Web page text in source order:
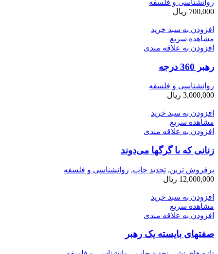
روانشناسی و فلسفه
700,000 ریال
افزودن به سبد خرید
مشاهده سریع
افزودن به علاقه مندی
رهبر 360 درجه
روانشناسی و فلسفه
3,000,000 ریال
افزودن به سبد خرید
مشاهده سریع
افزودن به علاقه مندی
زنانی كه با گرگها می­‌دوند
پرفروش ترین, تجدید چاپ, روانشناسی و فلسفه
12,000,000 ریال
افزودن به سبد خرید
مشاهده سریع
افزودن به علاقه مندی
صفتهای بایسته یک رهبر